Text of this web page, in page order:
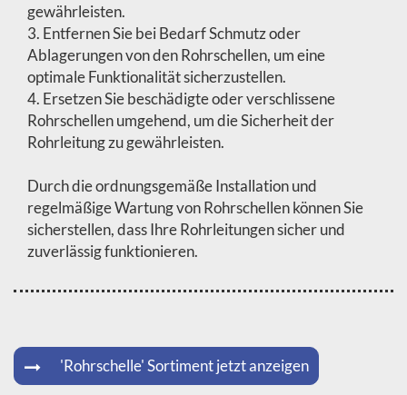
gewährleisten.
3. Entfernen Sie bei Bedarf Schmutz oder
Ablagerungen von den Rohrschellen, um eine
optimale Funktionalität sicherzustellen.
4. Ersetzen Sie beschädigte oder verschlissene
Rohrschellen umgehend, um die Sicherheit der
Rohrleitung zu gewährleisten.
Durch die ordnungsgemäße Installation und
regelmäßige Wartung von Rohrschellen können Sie
sicherstellen, dass Ihre Rohrleitungen sicher und
zuverlässig funktionieren.
'Rohrschelle' Sortiment jetzt anzeigen